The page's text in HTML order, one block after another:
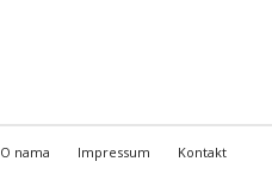
O nama Impressum
Kontakt